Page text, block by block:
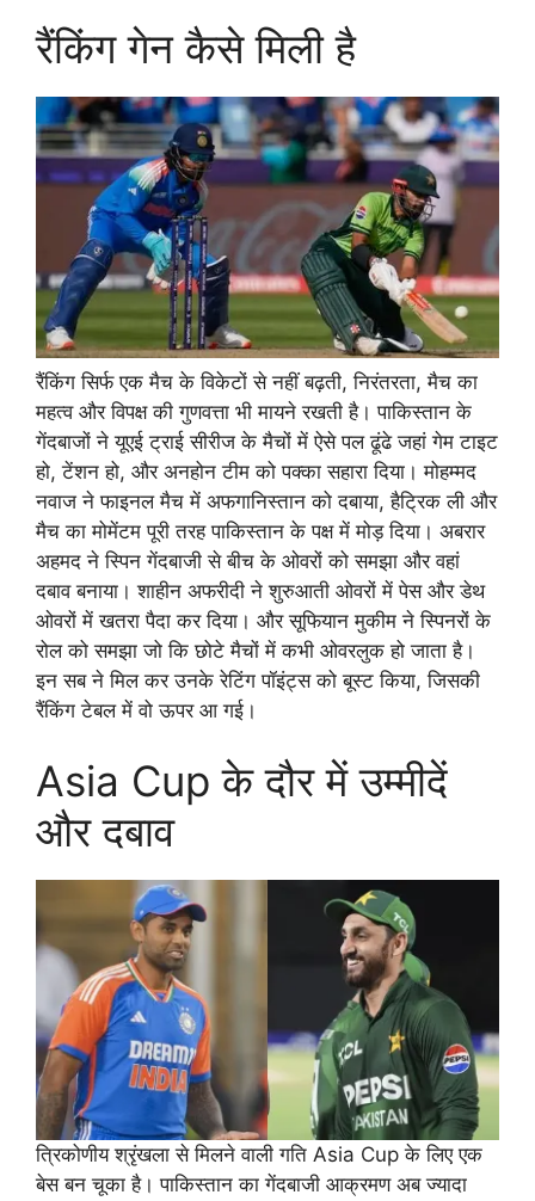
रैंकिंग गेन कैसे मिली है
रैंकिंग सिर्फ एक मैच के विकेटों से नहीं बढ़ती, निरंतरता, मैच का
महत्व और विपक्ष की गुणवत्ता भी मायने रखती है। पाकिस्तान के
गेंदबाजों ने यूएई ट्राई सीरीज के मैचों में ऐसे पल ढूंढे जहां गेम टाइट
हो, टेंशन हो, और अनहोन टीम को पक्का सहारा दिया। मोहम्मद
नवाज ने फाइनल मैच में अफगानिस्तान को दबाया, हैट्रिक ली और
मैच का मोमेंटम पूरी तरह पाकिस्तान के पक्ष में मोड़ दिया। अबरार
अहमद ने स्पिन गेंदबाजी से बीच के ओवरों को समझा और वहां
दबाव बनाया। शाहीन अफरीदी ने शुरुआती ओवरों में पेस और डेथ
ओवरों में खतरा पैदा कर दिया। और सूफियान मुकीम ने स्पिनरों के
रोल को समझा जो कि छोटे मैचों में कभी ओवरलुक हो जाता है।
इन सब ने मिल कर उनके रेटिंग पॉइंट्स को बूस्ट किया, जिसकी
रैंकिंग टेबल में वो ऊपर आ गई।
Asia Cup के दौर में उम्मीदें
और दबाव
त्रिकोणीय श्रृंखला से मिलने वाली गति Asia Cup के लिए एक
बेस बन चूका है। पाकिस्तान का गेंदबाजी आक्रमण अब ज्यादा